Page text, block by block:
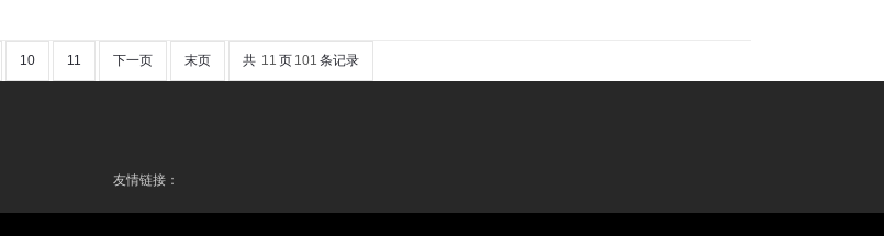
10 11 下一页 末页 共 11 页 101 条记录
友情链接：